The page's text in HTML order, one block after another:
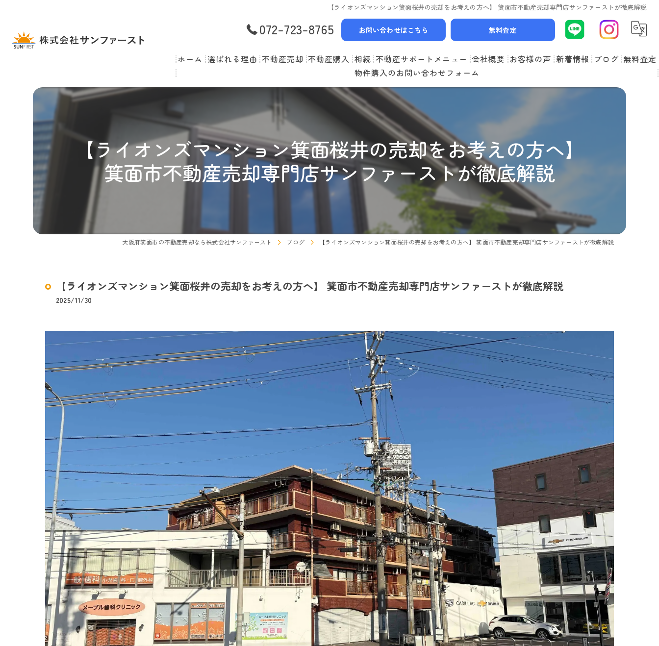
【ライオンズマンション箕面桜井の売却をお考えの方へ】 箕面市不動産売却専門店サンファーストが徹底解説
072-723-8765 お問い合わせはこちら 無料査定
ホーム 選ばれる理由 不動産売却
選べる3つの売却スタイル
売却の流れ
住み替えの流れ
売却実績
当社お預かり物件
不動産購入
物件一覧
住み替えサポート
相続 不動産サポートメニュー
リースバック
空家管理
賃貸管理
会社概要
スタッフ紹介
お客様の声
よくある質問
新着情報 ブログ 無料査定
物件購入のお問い合わせフォーム
【ライオンズマンション箕面桜井の売却をお考えの方へ】
箕面市不動産売却専門店サンファーストが徹底解説
大阪府箕面市の不動産売却なら株式会社サンファースト ブログ 【ライオンズマンション箕面桜井の売却をお考えの方へ】 箕面市不動産売却専門店サンファーストが徹底解説
【ライオンズマンション箕面桜井の売却をお考えの方へ】 箕面市不動産売却専門店サンファーストが徹底解説
2025/11/30